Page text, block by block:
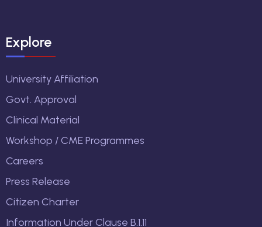
Explore
University Affiliation
Govt. Approval
Clinical Material
Workshop / CME Programmes
Careers
Press Release
Citizen Charter
Information Under Clause B.1.11